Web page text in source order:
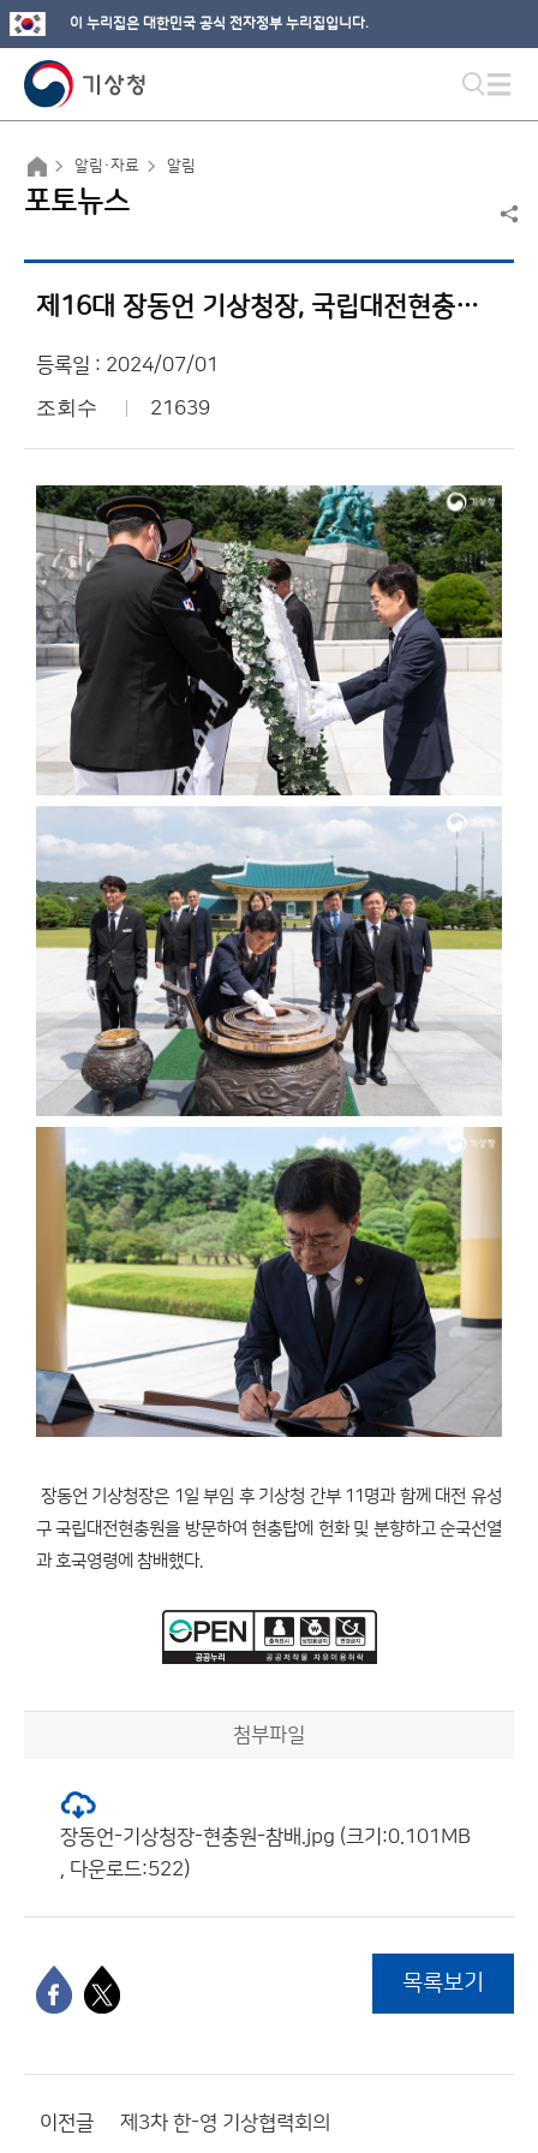
이 누리집은 대한민국 공식 전자정부 누리집입니다.
알림·자료 알림
포토뉴스
제16대 장동언 기상청장, 국립대전현충원 참배
등록일 : 2024/07/01
조회수 21639
장동언 기상청장은 1일 부임 후 기상청 간부 11명과 함께 대전 유성
구 국립대전현충원을 방문하여 현충탑에 헌화 및 분향하고 순국선열
과 호국영령에 참배했다.
첨부파일
장동언-기상청장-현충원-참배.jpg (크기:0.101MB
, 다운로드:522)
목록보기
이전글 제3차 한-영 기상협력회의